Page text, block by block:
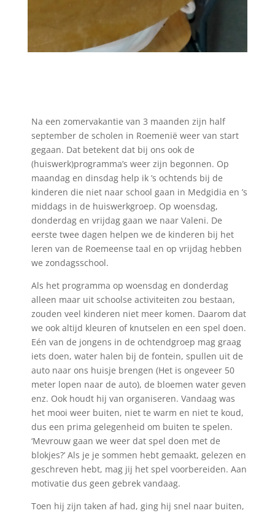
Na een zomervakantie van 3 maanden zijn half
september de scholen in Roemenië weer van start
gegaan. Dat betekent dat bij ons ook de
(huiswerk)programma’s weer zijn begonnen. Op
maandag en dinsdag help ik ’s ochtends bij de
kinderen die niet naar school gaan in Medgidia en ’s
middags in de huiswerkgroep. Op woensdag,
donderdag en vrijdag gaan we naar Valeni. De
eerste twee dagen helpen we de kinderen bij het
leren van de Roemeense taal en op vrijdag hebben
we zondagsschool.
Als het programma op woensdag en donderdag
alleen maar uit schoolse activiteiten zou bestaan,
zouden veel kinderen niet meer komen. Daarom dat
we ook altijd kleuren of knutselen en een spel doen.
Eén van de jongens in de ochtendgroep mag graag
iets doen, water halen bij de fontein, spullen uit de
auto naar ons huisje brengen (Het is ongeveer 50
meter lopen naar de auto), de bloemen water geven
enz. Ook houdt hij van organiseren. Vandaag was
het mooi weer buiten, niet te warm en niet te koud,
dus een prima gelegenheid om buiten te spelen.
‘Mevrouw gaan we weer dat spel doen met de
blokjes?’ Als je je sommen hebt gemaakt, gelezen en
geschreven hebt, mag jij het spel voorbereiden. Aan
motivatie dus geen gebrek vandaag.
Toen hij zijn taken af had, ging hij snel naar buiten,